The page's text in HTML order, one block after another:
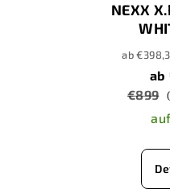
NEXX
ab
ab
€899